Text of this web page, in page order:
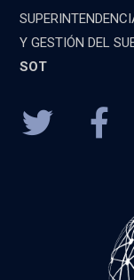
Y GESTIÓN DEL
SOT